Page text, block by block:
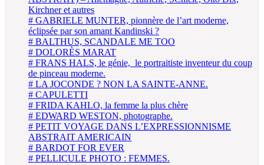
Kirchner et autres
# GABRIELE MUNTER, pionnère de l’art moderne,
éclipsée par son amant Kandinski ?
# BALTHUS, SCANDALE ME TOO
# DOLORÈS MARAT
# FRANS HALS, le génie, le portraitiste inventeur du coup
de pinceau moderne.
# LA JOCONDE ? NON LA SAINTE-ANNE.
# CAPULETTI
# FRIDA KAHLO, la femme la plus chère
# EDWARD WESTON, photographe.
# PETIT VOYAGE DANS L’EXPRESSIONNISME
ABSTRAIT AMERICAIN
# BARDOT FOR EVER
# PELLICULE PHOTO : FEMMES.